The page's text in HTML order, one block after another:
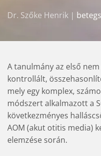
Dr. Szőke Henrik |
A tanulmány az első
kontrollált,
mely egy komplex,
módszert alkalmazott a
következményes
AOM (akut otitis media)
elemzése során.